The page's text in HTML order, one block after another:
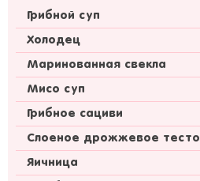
Грибной суп
Холодец
Маринованная свекла
Мисо суп
Грибное сациви
Слоеное дрожжевое тесто
Яичница